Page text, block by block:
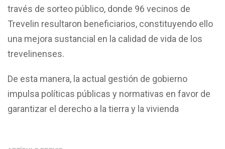
través de sorteo público, donde 96 vecinos de
Trevelin resultaron beneficiarios, constituyendo ello
una mejora sustancial en la calidad de vida de los
trevelinenses.
De esta manera, la actual gestión de gobierno
impulsa políticas públicas y normativas en favor de
garantizar el derecho a la tierra y la vivienda